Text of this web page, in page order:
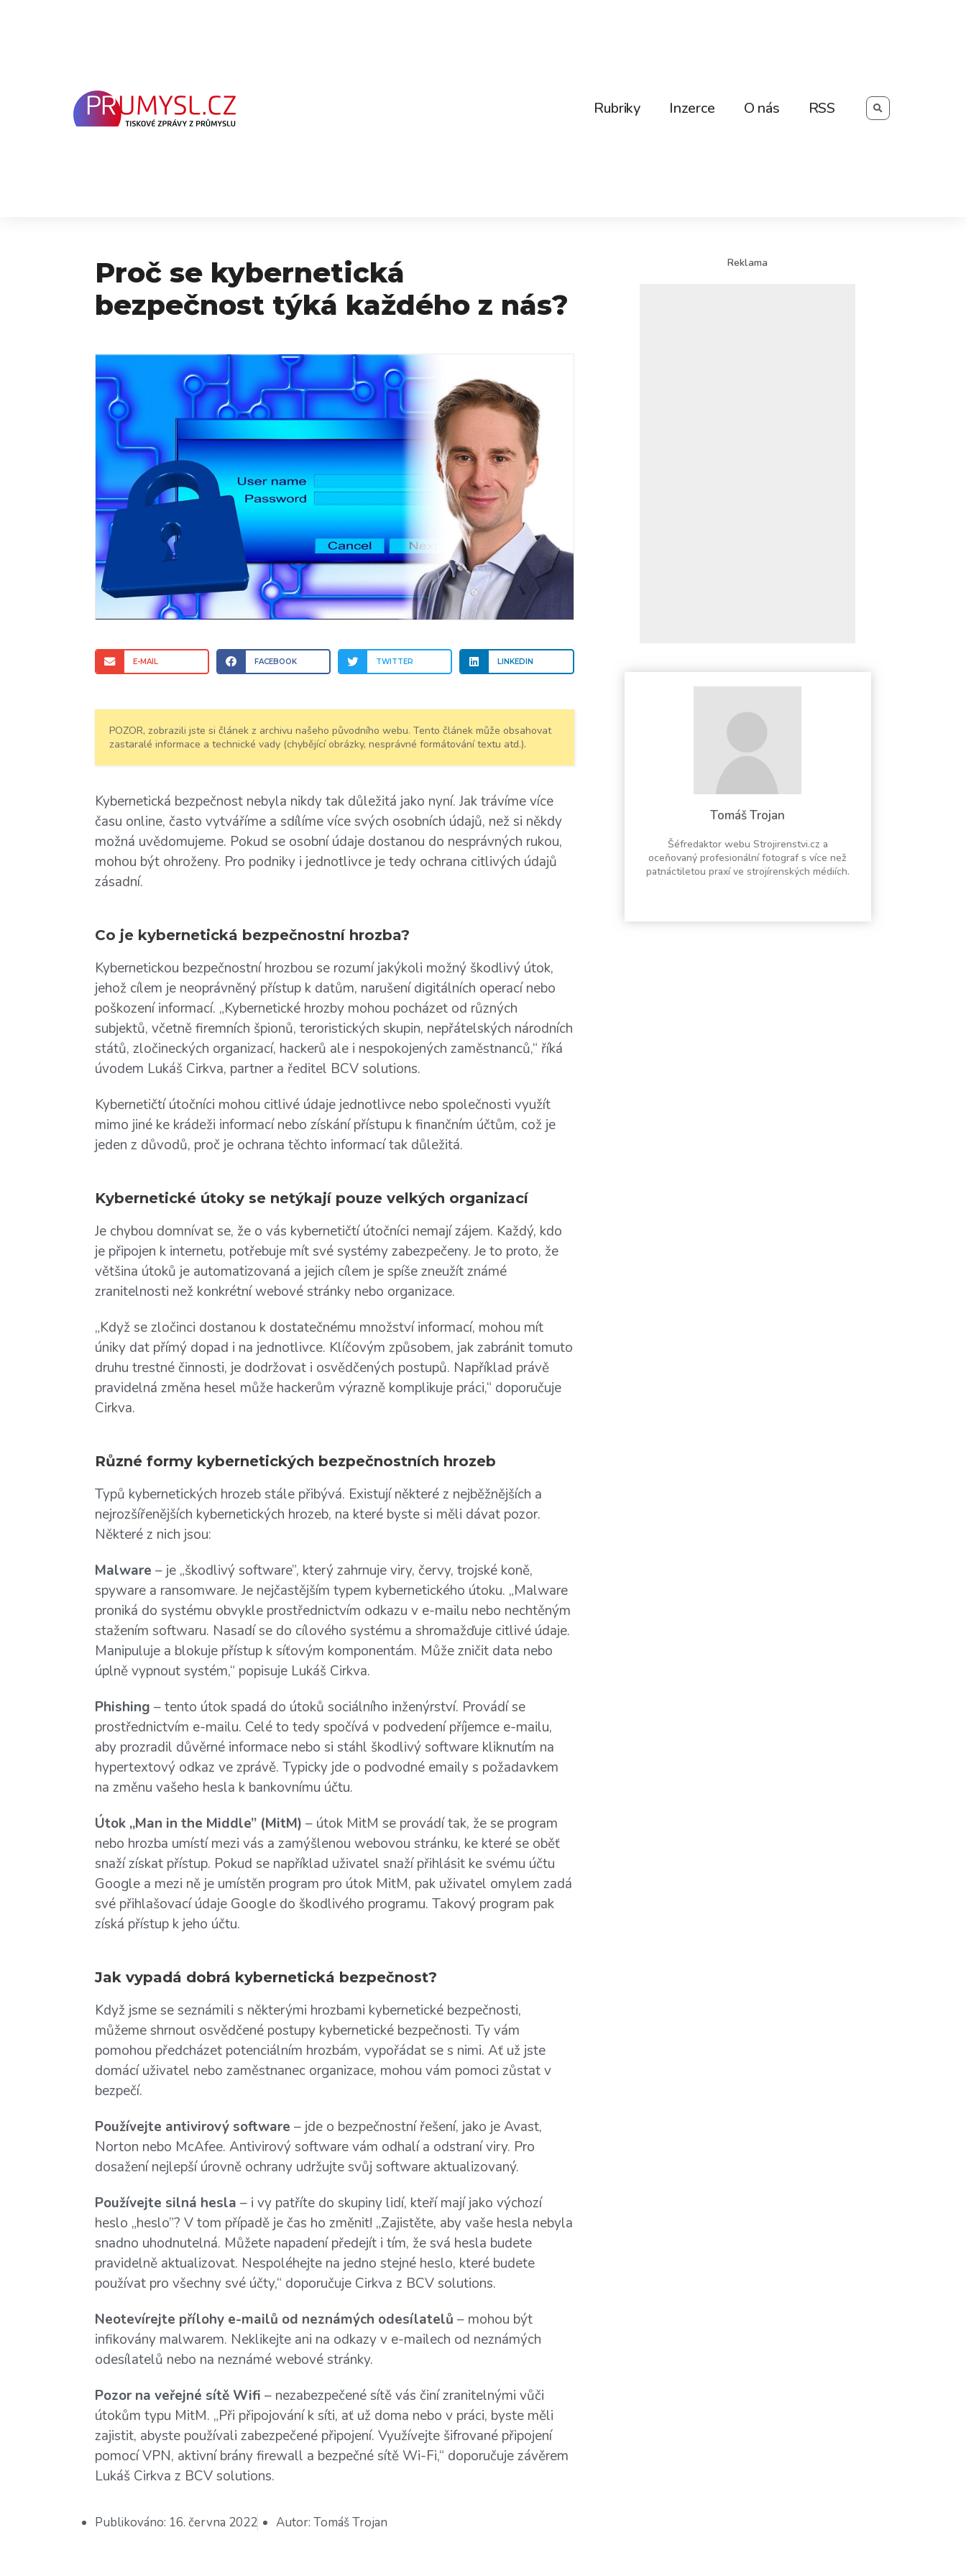
Rubriky Inzerce O nás RSS
Proč se kybernetická
bezpečnost týká každého z nás?
E-MAIL FACEBOOK TWITTER LINKEDIN
POZOR, zobrazili jste si článek z archivu našeho původního webu. Tento článek může obsahovat
zastaralé informace a technické vady (chybějící obrázky, nesprávné formátování textu atd.).
Kybernetická bezpečnost nebyla nikdy tak důležitá jako nyní. Jak trávíme více
času online, často vytváříme a sdílíme více svých osobních údajů, než si někdy
možná uvědomujeme. Pokud se osobní údaje dostanou do nesprávných rukou,
mohou být ohroženy. Pro podniky i jednotlivce je tedy ochrana citlivých údajů
zásadní.
Co je kybernetická bezpečnostní hrozba?
Kybernetickou bezpečnostní hrozbou se rozumí jakýkoli možný škodlivý útok,
jehož cílem je neoprávněný přístup k datům, narušení digitálních operací nebo
poškození informací. „Kybernetické hrozby mohou pocházet od různých
subjektů, včetně firemních špionů, teroristických skupin, nepřátelských národních
států, zločineckých organizací, hackerů ale i nespokojených zaměstnanců,“ říká
úvodem Lukáš Cirkva, partner a ředitel BCV solutions.
Kybernetičtí útočníci mohou citlivé údaje jednotlivce nebo společnosti využít
mimo jiné ke krádeži informací nebo získání přístupu k finančním účtům, což je
jeden z důvodů, proč je ochrana těchto informací tak důležitá.
Kybernetické útoky se netýkají pouze velkých organizací
Je chybou domnívat se, že o vás kybernetičtí útočníci nemají zájem. Každý, kdo
je připojen k internetu, potřebuje mít své systémy zabezpečeny. Je to proto, že
většina útoků je automatizovaná a jejich cílem je spíše zneužít známé
zranitelnosti než konkrétní webové stránky nebo organizace.
„Když se zločinci dostanou k dostatečnému množství informací, mohou mít
úniky dat přímý dopad i na jednotlivce. Klíčovým způsobem, jak zabránit tomuto
druhu trestné činnosti, je dodržovat i osvědčených postupů. Například právě
pravidelná změna hesel může hackerům výrazně komplikuje práci,“ doporučuje
Cirkva.
Různé formy kybernetických bezpečnostních hrozeb
Typů kybernetických hrozeb stále přibývá. Existují některé z nejběžnějších a
nejrozšířenějších kybernetických hrozeb, na které byste si měli dávat pozor.
Některé z nich jsou:
Malware – je „škodlivý software”, který zahrnuje viry, červy, trojské koně,
spyware a ransomware. Je nejčastějším typem kybernetického útoku. „Malware
proniká do systému obvykle prostřednictvím odkazu v e-mailu nebo nechtěným
stažením softwaru. Nasadí se do cílového systému a shromažďuje citlivé údaje.
Manipuluje a blokuje přístup k síťovým komponentám. Může zničit data nebo
úplně vypnout systém,“ popisuje Lukáš Cirkva.
Phishing – tento útok spadá do útoků sociálního inženýrství. Provádí se
prostřednictvím e-mailu. Celé to tedy spočívá v podvedení příjemce e-mailu,
aby prozradil důvěrné informace nebo si stáhl škodlivý software kliknutím na
hypertextový odkaz ve zprávě. Typicky jde o podvodné emaily s požadavkem
na změnu vašeho hesla k bankovnímu účtu.
Útok „Man in the Middle” (MitM) – útok MitM se provádí tak, že se program
nebo hrozba umístí mezi vás a zamýšlenou webovou stránku, ke které se oběť
snaží získat přístup. Pokud se například uživatel snaží přihlásit ke svému účtu
Google a mezi ně je umístěn program pro útok MitM, pak uživatel omylem zadá
své přihlašovací údaje Google do škodlivého programu. Takový program pak
získá přístup k jeho účtu.
Jak vypadá dobrá kybernetická bezpečnost?
Když jsme se seznámili s některými hrozbami kybernetické bezpečnosti,
můžeme shrnout osvědčené postupy kybernetické bezpečnosti. Ty vám
pomohou předcházet potenciálním hrozbám, vypořádat se s nimi. Ať už jste
domácí uživatel nebo zaměstnanec organizace, mohou vám pomoci zůstat v
bezpečí.
Používejte antivirový software – jde o bezpečnostní řešení, jako je Avast,
Norton nebo McAfee. Antivirový software vám odhalí a odstraní viry. Pro
dosažení nejlepší úrovně ochrany udržujte svůj software aktualizovaný.
Používejte silná hesla – i vy patříte do skupiny lidí, kteří mají jako výchozí
heslo „heslo”? V tom případě je čas ho změnit! „Zajistěte, aby vaše hesla nebyla
snadno uhodnutelná. Můžete napadení předejít i tím, že svá hesla budete
pravidelně aktualizovat. Nespoléhejte na jedno stejné heslo, které budete
používat pro všechny své účty,“ doporučuje Cirkva z BCV solutions.
Neotevírejte přílohy e-mailů od neznámých odesílatelů – mohou být
infikovány malwarem. Neklikejte ani na odkazy v e-mailech od neznámých
odesílatelů nebo na neznámé webové stránky.
Pozor na veřejné sítě Wifi – nezabezpečené sítě vás činí zranitelnými vůči
útokům typu MitM. „Při připojování k síti, ať už doma nebo v práci, byste měli
zajistit, abyste používali zabezpečené připojení. Využívejte šifrované připojení
pomocí VPN, aktivní brány firewall a bezpečné sítě Wi-Fi,“ doporučuje závěrem
Lukáš Cirkva z BCV solutions.
Publikováno: 16. června 2022 Autor: Tomáš Trojan
Reklama
Tomáš Trojan
Šéfredaktor webu Strojirenstvi.cz a
oceňovaný profesionální fotograf s více než
patnáctiletou praxí ve strojírenských médiích.